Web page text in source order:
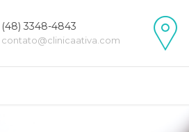
(48) 3348-4843
contato@clinicaativa.com